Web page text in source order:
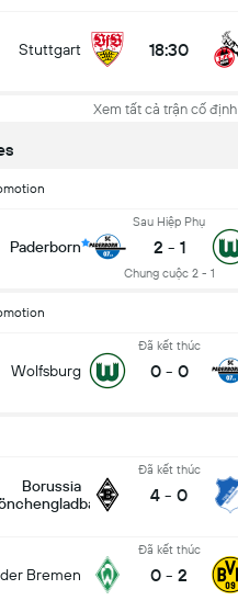
Stuttgart 18:30
Xem tất cả trận cố định
Paderborn
Sau Hiệp Phụ
2 - 1
Chung cuộc 2 - 1
Wolfsburg
Đã kết thúc
0 - 0
Borussia
Đã kết thúc
4 - 0
Bremen
Đã kết thúc
0 - 2